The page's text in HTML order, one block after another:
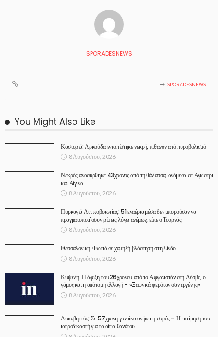
SPORADESNEWS
SPORADESNEWS
You Might Also Like
Καστοριά: Αρκούδα εντοπίστηκε νεκρή, πιθανόν από πυροβολισμό
8 Αυγούστου, 2026
Νεκρός ανασύρθηκε 43χρονος από τη θάλασσα, ανάμεσα σε Αγκίστρι
και Αίγινα
8 Αυγούστου, 2026
Πυρκαγιά Αττικοβοιωτίας: 51 εναέρια μέσα δεν μπορούσαν να
πραγματοποιήσουν ρίψεις λόγω ανέμων, είπε ο Τουρνάς
8 Αυγούστου, 2026
Θεσσαλονίκη: Φωτιά σε χαμηλή βλάστηση στη Σίνδο
8 Αυγούστου, 2026
Κυψέλη: Η άφιξη του 26χρονου από το Αφγανιστάν στη Λέσβο, ο
γάμος και η απότομη αλλαγή – «Ξαφνικά φερόταν σαν εργένης»
8 Αυγούστου, 2026
Λυκαβηττός: Σε 57χρονη γυναίκα ανήκει η σορός – Η εκτίμηση του
ιατροδικαστή για τα αίτια θανάτου